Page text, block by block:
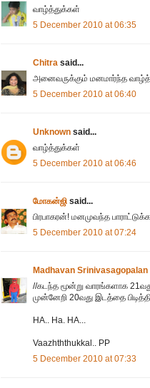
வாழ்த்துக்கள்
5 December 2010 at 06:35
Chitra said...
அனைவருக்கும் மனமார்ந்த
5 December 2010 at 06:40
Unknown said...
வாழ்த்துக்கள்
5 December 2010 at 06:46
மோகன்ஜி said...
பிரபாகரன்! மனமுவந்த
5 December 2010 at 07:24
Madhavan Srinivasagopalan
//கடந்த மூன்று வாரங்களாக
முன்னேறி 20வது இடத்தை
HA.. Ha. HA...
Vaazhththukkal.. PP
5 December 2010 at 07:33